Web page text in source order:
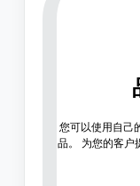
您可以使用自己
品。 为您的客户